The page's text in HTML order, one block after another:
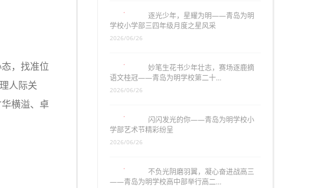
，找准位
人际关
横溢、卓
逐光少年，星耀为明——青岛为明
学校小学部三四年级月度之星风采
2026/06/26
妙笔生花书少年壮志，赛场逐鹿摘
语文桂冠——青岛为明学校第二十…
2026/06/26
闪闪发光的你——青岛为明学校小
学部艺术节精彩纷呈
2026/06/26
不负光阴磨羽翼，凝心奋进战高三
——青岛为明学校高中部举行高二…